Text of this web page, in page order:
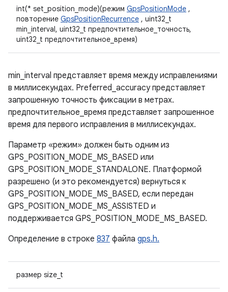
int(* set_position_mode)(режим GpsPositionMode ,
повторение GpsPositionRecurrence , uint32_t
min_interval, uint32_t предпочтительное_точность,
uint32_t предпочтительное_время)
min_interval представляет время между исправлениями
в миллисекундах. Preferred_accuracy представляет
запрошенную точность фиксации в метрах.
предпочтительное_время представляет запрошенное
время для первого исправления в миллисекундах.
Параметр «режим» должен быть одним из
GPS_POSITION_MODE_MS_BASED или
GPS_POSITION_MODE_STANDALONE. Платформой
разрешено (и это рекомендуется) вернуться к
GPS_POSITION_MODE_MS_BASED, если передан
GPS_POSITION_MODE_MS_ASSISTED и
поддерживается GPS_POSITION_MODE_MS_BASED.
Определение в строке 837 файла gps.h.
размер size_t